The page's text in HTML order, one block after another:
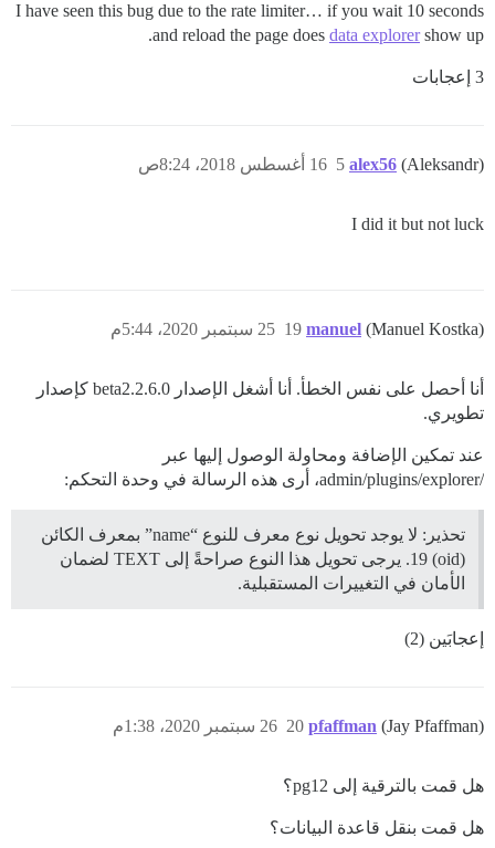
I have seen this bug due to the rate limiter… if you wait 10 seconds
and reload the page does data explorershow up.
3 إعجابات
alex56 (Aleksandr) 16 أغسطس 2018، 8:24ص 5
I did it but not luck
manuel (Manuel Kostka) 25 سبتمبر 2020، 5:44م 19
أنا أحصل على نفس الخطأ. أنا أشغل الإصدار 2.6.0.beta2 كإصدار
تطويري.
عند تمكين الإضافة ومحاولة الوصول إليها عبر
/admin/plugins/explorer، أرى هذه الرسالة في وحدة التحكم:
تحذير: لا يوجد تحويل نوع معرف للنوع “name” بمعرف الكائن
(oid) 19. يرجى تحويل هذا النوع صراحةً إلى TEXT لضمان
الأمان في التغييرات المستقبلية.
إعجابَين (2)
pfaffman (Jay Pfaffman) 26 سبتمبر 2020، 1:38م 20
هل قمت بالترقية إلى pg12؟
هل قمت بنقل قاعدة البيانات؟